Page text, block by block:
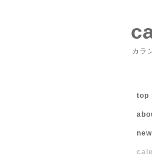
カラ
top